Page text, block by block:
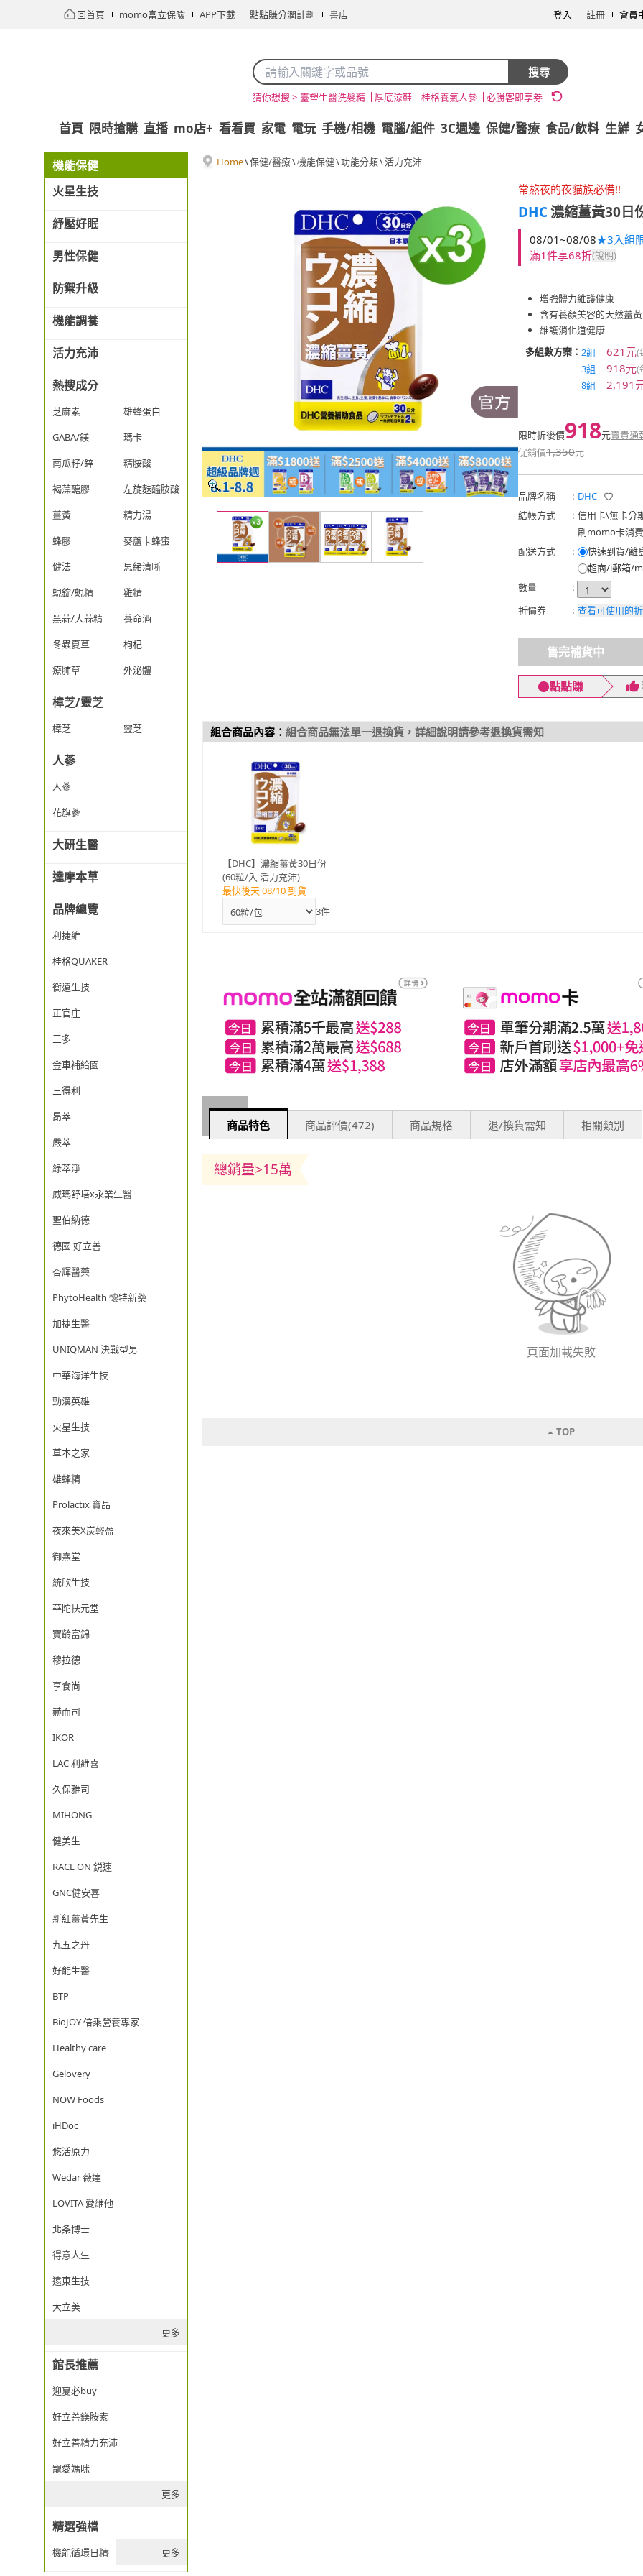
回首頁 momo富立保險 APP下載 點點賺分潤計劃 書店 登入 註冊 會員
搜尋
猜你想搜 > 臺塑生醫洗髮精 厚底涼鞋 桂格養氣人參 必勝客即享券
首頁 限時搶購 直播 mo店+ 看看買 家電 電玩 手機/相機 電腦/組件 3C週邊 保健/醫療 食品/飲料 生鮮
機能保健
火星生技
紓壓好眠
男性保健
防禦升級
機能調養
活力充沛
熱搜成分
芝麻素
雄蜂蛋白
GABA/鎂
瑪卡
南瓜籽/鋅
精胺酸
褐藻醣膠
左旋麩醯胺酸
薑黃
精力湯
蜂膠
麥蘆卡蜂蜜
健法
思緒清晰
蜆錠/蜆精
雞精
黑蒜/大蒜精
養命酒
冬蟲夏草
枸杞
療肺草
外泌體
樟芝/靈芝
樟芝 靈芝
人蔘
人蔘
花旗蔘
大研生醫
達摩本草
品牌總覽
利捷維
桂格QUAKER
衡遠生技
正官庄
三多
金車補給園
三得利
昂萃
嚴萃
綠萃淨
威瑪舒培x永業生醫
聖伯納德
德國 好立善
杏輝醫藥
PhytoHealth 懷特新藥
加捷生醫
UNIQMAN 決戰型男
中華海洋生技
勁漢英雄
火星生技
草本之家
雄蜂精
Prolactix 寶晶
夜來美X炭輕盈
御熹堂
統欣生技
華陀扶元堂
寶齡富錦
穆拉德
享食尚
赫而司
IKOR
LAC 利維喜
久保雅司
MIHONG
健美生
RACE ON 鋭速
GNC健安喜
新紅薑黃先生
九五之丹
好能生醫
BTP
BioJOY 倍乘營養專家
Healthy care
Gelovery
NOW Foods
iHDoc
悠活原力
Wedar 薇達
LOVITA 愛維他
北条博士
得意人生
遠東生技
大立美
更多
館長推薦
迎夏必buy
好立善鎂胺素
好立善精力充沛
寵愛媽咪
更多
精選強檔
機能循環日精選推薦 更多
Home\保健/醫療\機能保健\功能分類\活力充沛
常熬夜的夜貓族必備!!
DHC濃縮薑黃30日
08/01~08/08★3入組
滿1件享68折(說明)
增強體力維護健康
含有養顏美容的天然薑
維護消化道健康
多組數方案： 2組 621元(
3組
918元(
8組
2,191
限時折後價918元賣貴通
促銷價1,350元
品牌名稱 : DHC
結帳方式
: 信用卡\無卡分
刷momo卡消
配送方式
: 快速到貨/離
超商/i郵箱/
數量
:
折價券
: 查看可使用的
售完補貨中
點點賺
組合商品內容： 組合商品無法單一退換貨，詳細說明請參考退換貨需知
【DHC】濃縮薑黃30日份
(60粒/入 活力充沛)
最快後天 08/10 到貨
3件
商品特色 商品評價(472) 商品規格 退/換貨需知 相關類別
總銷量>15萬
頁面加載失敗
TOP